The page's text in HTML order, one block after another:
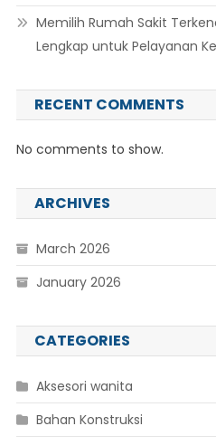
Memilih Rumah Sakit
Lengkap untuk Pelayanan
RECENT COMMENTS
No comments to show.
ARCHIVES
March 2026
January 2026
CATEGORIES
Aksesori wanita
Bahan Konstruksi